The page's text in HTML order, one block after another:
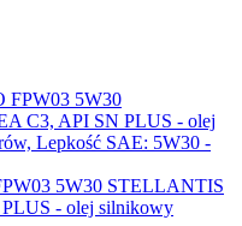
5W30 STELLANTIS
- olej silnikowy